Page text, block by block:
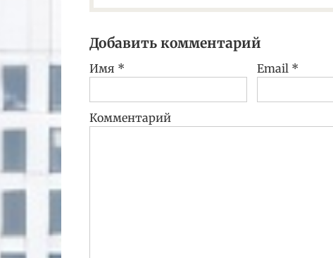
Добавить комментарий
Имя * Email *
Комментарий